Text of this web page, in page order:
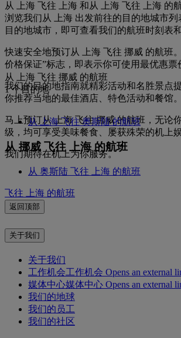
从 上海 飞往 上海 和从 上海 飞往 上海 的
浏览我们从 上海 出发前往的目的地城市
目的地城市，即可查看我们的航班时刻表
快速安全地预订从 上海 飞往 挪威 的航班
价格保证”标志，即表示你可使用最优惠票
我们的目的地指南就精彩活动和名胜景点
你推荐当地的最佳酒店、特色活动和餐馆。
马上预订从 上海 飞往 挪威 的航班，无论
级，均可享受美味餐食、屡获殊荣的机上
我们期待在机上为你服务。
从 上海 飞往 挪威 的航班
1 个目的地
从 上海 飞往 奥斯陆 的航班
从 挪威 飞往 上海 的航班
从 奥斯陆 飞往 上海 的航班
飞往 上海 的航班
返回顶部
关于我们
关于我们
工作机会工作机会 Opens an external
媒体中心媒体中心 Opens an external
我们的地球
我们的员工
我们的社区